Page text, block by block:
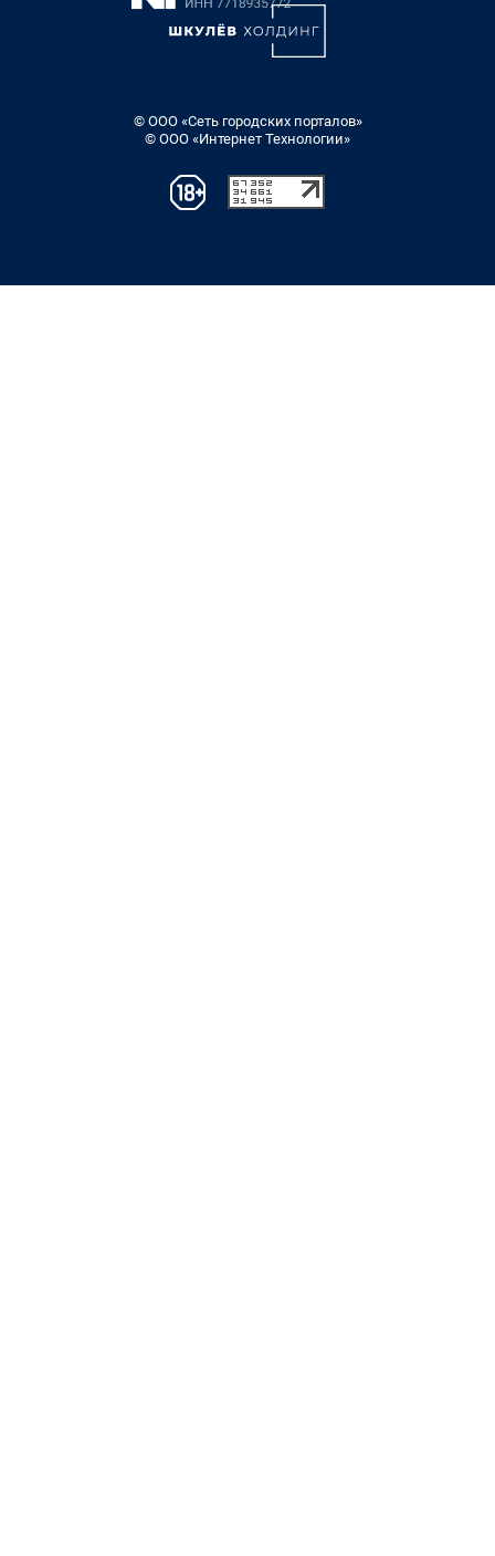
© ООО «Сеть городских порталов»
© ООО «Интернет Технологии»